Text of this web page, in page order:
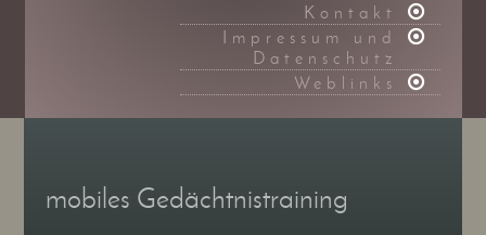
Kontakt
Impressum und
Datenschutz
Weblinks
mobiles Gedächtnistraining